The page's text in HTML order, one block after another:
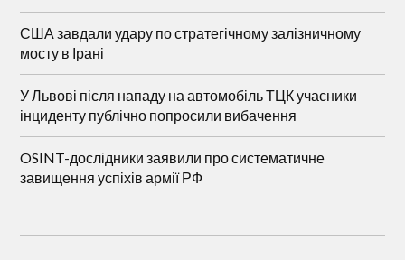
США завдали удару по стратегічному залізничному
мосту в Ірані
У Львові після нападу на автомобіль ТЦК учасники
інциденту публічно попросили вибачення
OSINT-дослідники заявили про систематичне
завищення успіхів армії РФ